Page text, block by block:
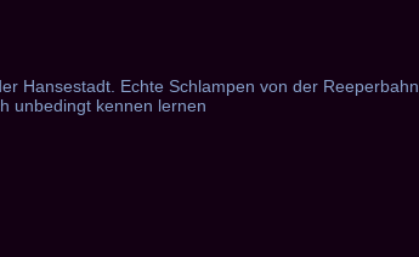
Hansestadt. Echte Schlampen von der Reeperbahn
unbedingt kennen lernen